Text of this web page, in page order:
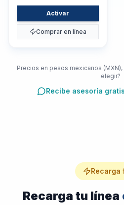
Activar
Comprar en línea
Precios en pesos mexicanos (MXN),
elegir?
Recibe asesoría
Recarga
Recarga tu línea